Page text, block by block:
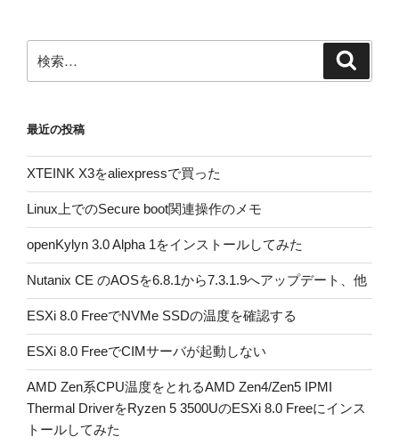
索:
最近の投稿
XTEINK X3をaliexpressで買った
Linux上でのSecure boot関連操作のメモ
openKylyn 3.0 Alpha 1をインストールしてみた
Nutanix CE のAOSを6.8.1から7.3.1.9へアップデート、他
ESXi 8.0 FreeでNVMe SSDの温度を確認する
ESXi 8.0 FreeでCIMサーバが起動しない
AMD Zen系CPU温度をとれるAMD Zen4/Zen5 IPMI
Thermal DriverをRyzen 5 3500UのESXi 8.0 Freeにインス
トールしてみた